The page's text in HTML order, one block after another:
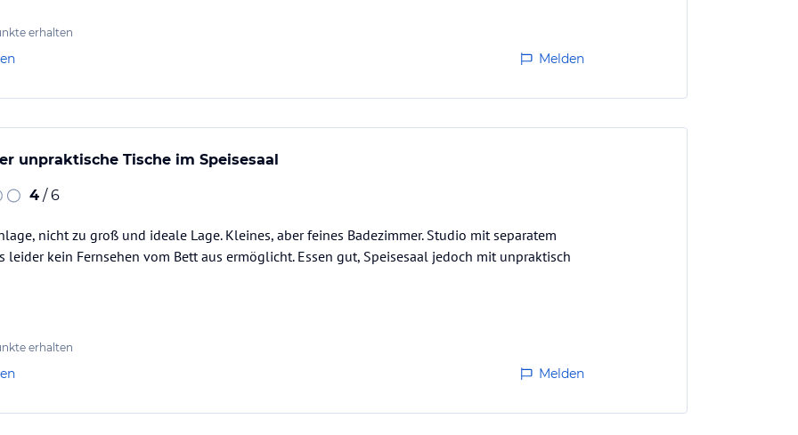
erhalten
Melden
unpraktische Tische im Speisesaal
4 / 6
nicht zu groß und ideale Lage. Kleines, aber feines Badezimmer. Studio mit separatem
leider kein Fernsehen vom Bett aus ermöglicht. Essen gut, Speisesaal jedoch mit unpraktisch
erhalten
Melden